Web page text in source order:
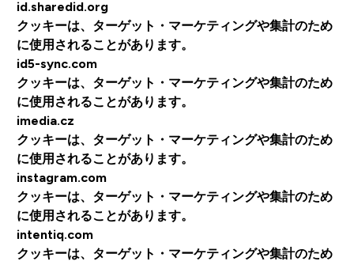
id.sharedid.org
クッキーは、ターゲット・マーケティングや集計のため
に使用されることがあります。
id5-sync.com
クッキーは、ターゲット・マーケティングや集計のため
に使用されることがあります。
imedia.cz
クッキーは、ターゲット・マーケティングや集計のため
に使用されることがあります。
instagram.com
クッキーは、ターゲット・マーケティングや集計のため
に使用されることがあります。
intentiq.com
クッキーは、ターゲット・マーケティングや集計のため